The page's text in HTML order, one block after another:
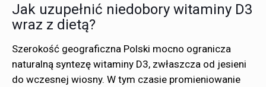
Jak uzupełnić niedobory witaminy D3
wraz z dietą?
Szerokość geograficzna Polski mocno ogranicza
naturalną syntezę witaminy D3, zwłaszcza od jesieni
do wczesnej wiosny. W tym czasie promieniowanie